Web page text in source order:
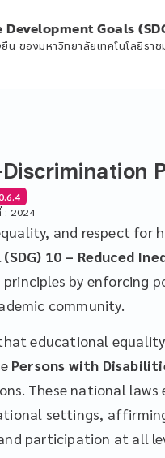
Goals
น ของมหาวิทยาลัยเทคโนโลยีราช
: 2024
and respect for
10 – Reduced
by enforcing
community.
that educational
Persons with
These national
settings,
participation at all